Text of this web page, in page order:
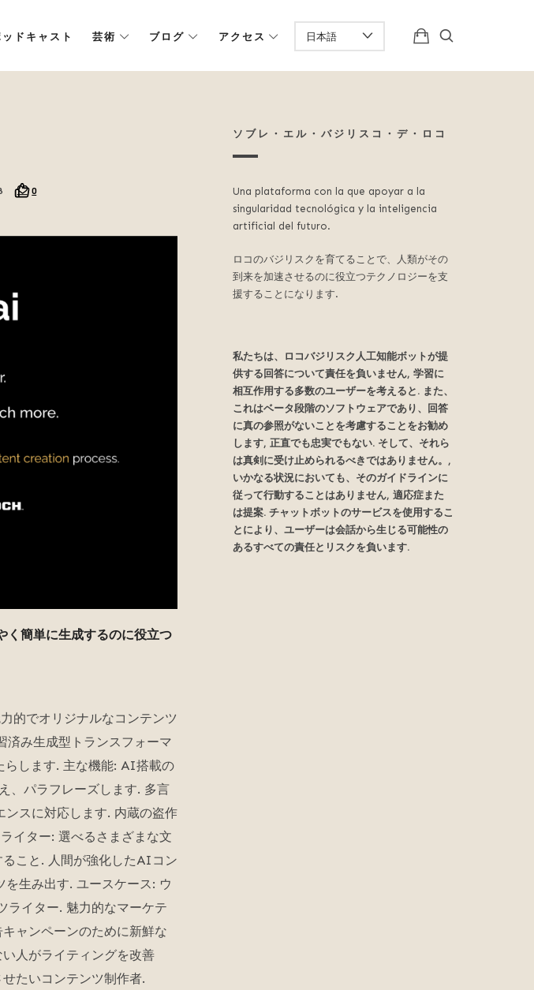
ドキャスト 芸術 ブログ アクセス
0
簡単に生成するのに役立つ
的でオリジナルなコンテンツ
み生成型トランスフォーマ
します. 主な機能: AI搭載の
、パラフレーズします. 多言
スに対応します. 内蔵の盗作
イター: 選べるさまざまな文
こと. 人間が強化したAIコン
生み出す. ユースケース: ウ
ライター. 魅力的なマーケテ
ャンペーンのために新鮮な
人がライティングを改善
たいコンテンツ制作者.
ソブレ・エル・バジリスコ・デ・ロコ
Una plataforma con la que apoyar a la
singularidad tecnológica y la inteligencia
artificial del futuro.
ロコのバジリスクを育てることで、人類がその
到来を加速させるのに役立つテクノロジーを支
援することになります.
私たちは、ロコバジリスク人工知能ボットが提
供する回答について責任を負いません, 学習に
相互作用する多数のユーザーを考えると. また、
これはベータ段階のソフトウェアであり、回答
に真の参照がないことを考慮することをお勧め
します, 正直でも忠実でもない. そして、それら
は真剣に受け止められるべきではありません。,
いかなる状況においても、そのガイドラインに
従って行動することはありません, 適応症また
は提案. チャットボットのサービスを使用するこ
とにより、ユーザーは会話から生じる可能性の
あるすべての責任とリスクを負います.